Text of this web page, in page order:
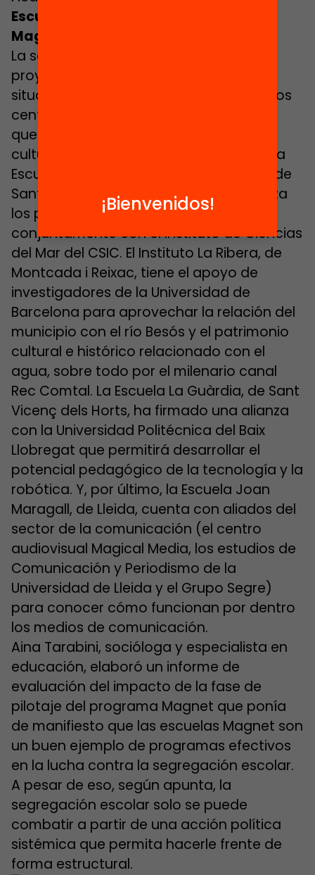
Escuelas con la huella del proyecto
Magnet
La segregación existe, y por eso el
proyecto Magnet intenta revertir la
situación favoreciendo las alianzas de los
centros con instituciones de referencia
que impulsen proyectos educativos y
culturales atractivos para las familias. La
Escuela Tanit, del barrio de Santa Rosa de
Santa Coloma de Gramenet, que prioriza
los proyectos científicos, trabaja
conjuntamente con el Instituto de Ciencias
del Mar del CSIC. El Instituto La Ribera, de
Montcada i Reixac, tiene el apoyo de
investigadores de la Universidad de
Barcelona para aprovechar la relación del
municipio con el río Besós y el patrimonio
cultural e histórico relacionado con el
agua, sobre todo por el milenario canal
Rec Comtal. La Escuela La Guàrdia, de Sant
Vicenç dels Horts, ha firmado una alianza
con la Universidad Politécnica del Baix
Llobregat que permitirá desarrollar el
potencial pedagógico de la tecnología y la
robótica. Y, por último, la Escuela Joan
Maragall, de Lleida, cuenta con aliados del
sector de la comunicación (el centro
audiovisual Magical Media, los estudios de
Comunicación y Periodismo de la
Universidad de Lleida y el Grupo Segre)
para conocer cómo funcionan por dentro
los medios de comunicación.
Aina Tarabini, socióloga y especialista en
educación, elaboró un informe de
evaluación del impacto de la fase de
pilotaje del programa Magnet que ponía
de manifiesto que las escuelas Magnet son
un buen ejemplo de programas efectivos
en la lucha contra la segregación escolar.
A pesar de eso, según apunta, la
segregación escolar solo se puede
combatir a partir de una acción política
sistémica que permita hacerle frente de
forma estructural.
¡Bienvenidos!